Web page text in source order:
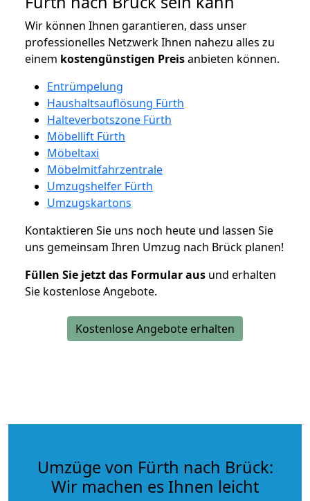
Wir können Ihnen garantieren, dass unser
professionelles Netzwerk Ihnen nahezu alles zu
einem kostengünstigen Preisanbieten können.
Entrümpelung
Haushaltsauflösung Fürth
Halteverbotszone Fürth
Möbellift Fürth
Möbeltaxi
Möbelmitfahrzentrale
Umzugshelfer Fürth
Umzugskartons
Kontaktieren Sie uns noch heute und lassen Sie
uns gemeinsam Ihren Umzug nach Brück planen!
Füllen Sie jetzt das Formular aus und erhalten
Sie kostenlose Angebote.
Kostenlose Angebote erhalten
Umzüge von Fürth nach Brück:
Wir machen es Ihnen leicht